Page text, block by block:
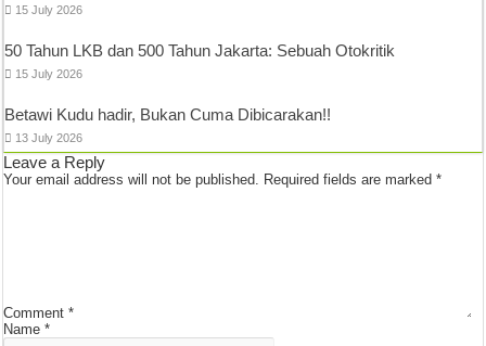
15 July 2026
50 Tahun LKB dan 500 Tahun Jakarta: Sebuah Otokritik
15 July 2026
Betawi Kudu hadir, Bukan Cuma Dibicarakan!!
13 July 2026
Leave a Reply
Your email address will not be published. Required fields are marked*
Comment*
Name*